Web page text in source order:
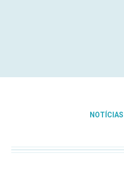
NOTÍCIAS